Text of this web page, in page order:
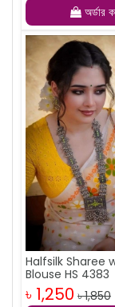
অর্ডার
Halfsilk Sharee
Blouse HS 4383
৳ 1,250 ৳ 1,850